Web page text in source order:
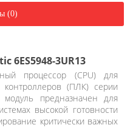
(0)
6ES5948-3UR13
процессор (CPU) для
контроллеров (ПЛК) серии
предназначен для
высокой готовности
критически важных